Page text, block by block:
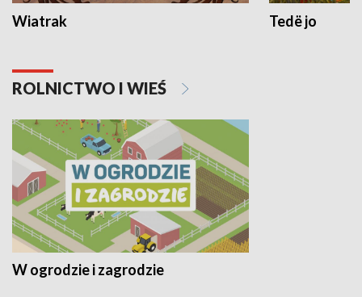
Wiatrak Tedë jo
ROLNICTWO I WIEŚ
W ogrodzie i zagrodzie